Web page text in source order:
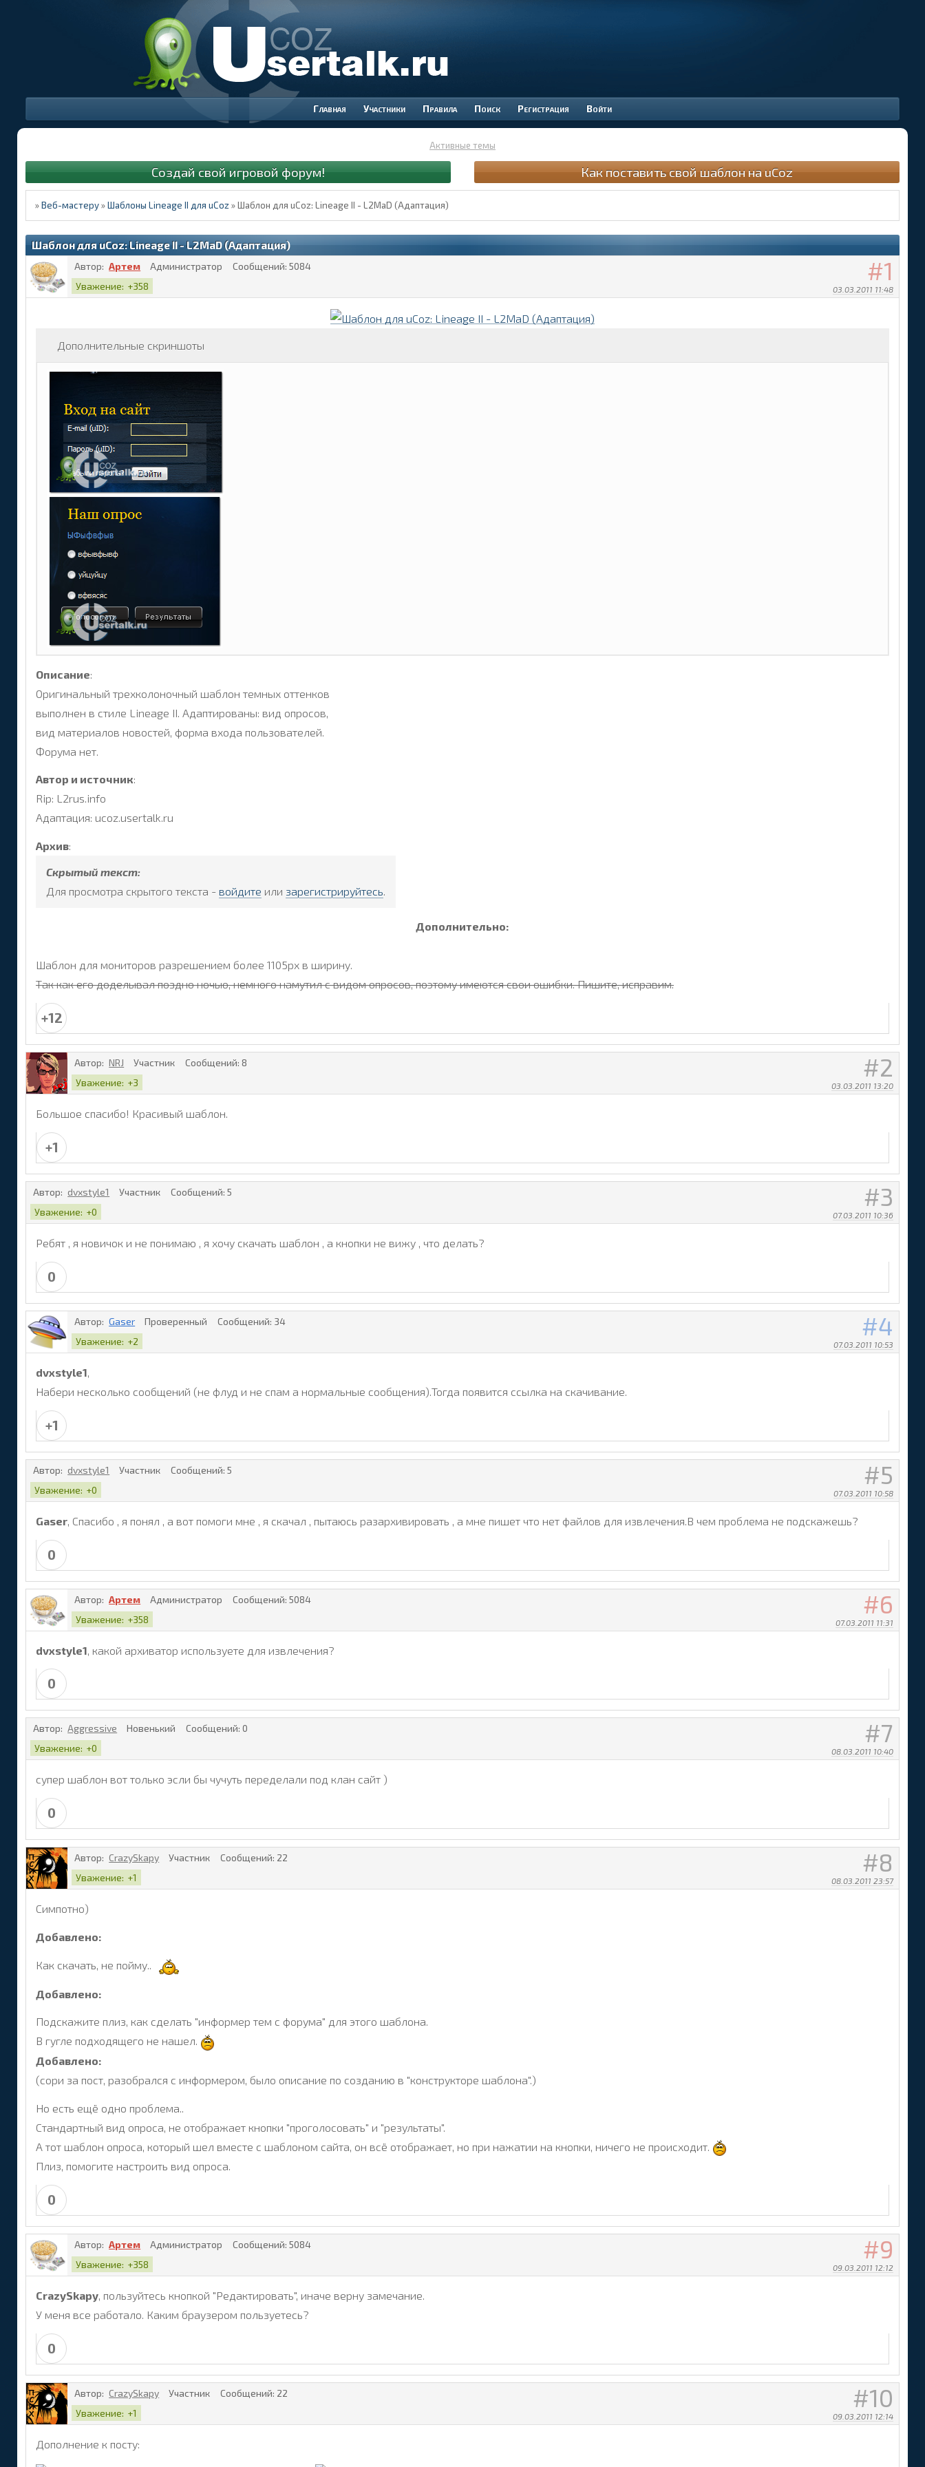
Участники Правила Поиск Регистрация Войти
Активные темы
Создай свой игровой форум! Как поставить свой шаблон на uCoz
»Веб-мастеру »Шаблоны Lineage II для uCoz »Шаблон для uCoz: Lineage II - L2MaD (Адаптация)
Шаблон для uCoz: Lineage II - L2MaD (Адаптация)
1
03.03.2011 11:48
Автор: Артем Администратор Сообщений: 5084
Уважение: +358
Дополнительные скриншоты
Описание:
Оригинальный трехколоночный шаблон темных оттенков
выполнен в стиле Lineage II. Адаптированы: вид опросов,
вид материалов новостей, форма входа пользователей.
Форума нет.
Автор и источник:
Rip: L2rus.info
Адаптация: ucoz.usertalk.ru
Архив:
Скрытый текст:
Для просмотра скрытого текста - войдите или зарегистрируйтесь.
Дополнительно:
Шаблон для мониторов разрешением более 1105px в ширину.
Так как его доделывал поздно ночью, немного намутил с видом опросов, поэтому имеются свои ошибки. Пишите, исправим.
+12
2
03.03.2011 13:20
Автор: NRJ Участник Сообщений: 8
Уважение: +3
Большое спасибо! Красивый шаблон.
+1
3
07.03.2011 10:36
Автор: dvxstyle1 Участник Сообщений: 5
Уважение: +0
Ребят , я новичок и не понимаю , я хочу скачать шаблон , а кнопки не вижу , что делать?
0
4
07.03.2011 10:53
Автор: Gaser Проверенный Сообщений: 34
Уважение: +2
dvxstyle1,
Набери несколько сообщений (не флуд и не спам а нормальные сообщения).Тогда появится ссылка на скачивание.
+1
5
07.03.2011 10:58
Автор: dvxstyle1 Участник Сообщений: 5
Уважение: +0
Gaser , Спасибо , я понял , а вот помоги мне , я скачал , пытаюсь разархивировать , а мне пишет что нет файлов для извлечения.В чем проблема не подскажешь?
0
6
07.03.2011 11:31
Автор: Артем Администратор Сообщений: 5084
Уважение: +358
dvxstyle1 , какой архиватор используете для извлечения?
0
7
08.03.2011 10:40
Автор: Aggressive Новенький Сообщений: 0
Уважение: +0
cупер шаблон вот только эсли бы чучуть переделали под клан сайт )
0
8
08.03.2011 23:57
Автор: CrazySkapy Участник Сообщений: 22
Уважение: +1
Симпотно)
Добавлено:
Как скачать, не пойму..
Добавлено:
Подскажите плиз, как сделать "информер тем с форума" для этого шаблона.
В гугле подходящего не нашел.
Добавлено:
(сори за пост, разобрался с информером, было описание по созданию в "конструкторе шаблона".)
Но есть ещё одно проблема..
Стандартный вид опроса, не отображает кнопки "проголосовать" и "результаты".
А тот шаблон опроса, который шел вместе с шаблоном сайта, он всё отображает, но при нажатии на кнопки, ничего не происходит.
Плиз, помогите настроить вид опроса.
0
9
09.03.2011 12:12
Автор: Артем Администратор Сообщений: 5084
Уважение: +358
CrazySkapy, пользуйтесь кнопкой "Редактировать", иначе верну замечание.
У меня все работало. Каким браузером пользуетесь?
0
10
09.03.2011 12:14
Автор: CrazySkapy Участник Сообщений: 22
Уважение: +1
Дополнение к посту: